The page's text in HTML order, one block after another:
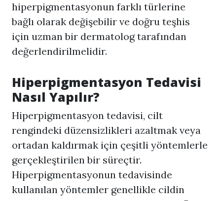
hiperpigmentasyonun farklı türlerine
bağlı olarak değişebilir ve doğru teşhis
için uzman bir dermatolog tarafından
değerlendirilmelidir.
Hiperpigmentasyon Tedavisi
Nasıl Yapılır?
Hiperpigmentasyon tedavisi, cilt
rengindeki düzensizlikleri azaltmak veya
ortadan kaldırmak için çeşitli yöntemlerle
gerçekleştirilen bir süreçtir.
Hiperpigmentasyonun tedavisinde
kullanılan yöntemler genellikle cildin